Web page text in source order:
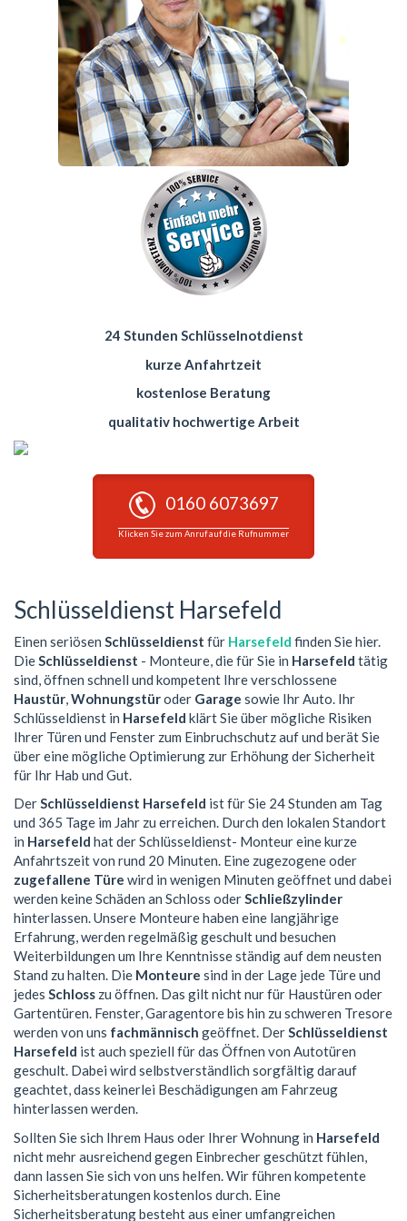
24 Stunden Schlüsselnotdienst
kurze Anfahrtzeit
kostenlose Beratung
qualitativ hochwertige Arbeit
0160 6073697
Klicken Sie zum Anruf auf die Rufnummer
Schlüsseldienst Harsefeld
Einen seriösen Schlüsseldienst für Harsefeld finden Sie hier.
DieSchlüsseldienst - Monteure, die für Sie in Harsefeld tätig
sind, öffnen schnell und kompetent Ihre verschlossene
Haustür,Wohnungstüroder Garage sowie Ihr Auto. Ihr
Schlüsseldienst in Harsefeld klärt Sie über mögliche Risiken
Ihrer Türen und Fenster zum Einbruchschutz auf und berät Sie
über eine mögliche Optimierung zur Erhöhung der Sicherheit
für Ihr Hab und Gut.
DerSchlüsseldienst Harsefeld ist für Sie 24 Stunden am Tag
und 365 Tage im Jahr zu erreichen. Durch den lokalen Standort
in Harsefeld hat der Schlüsseldienst- Monteur eine kurze
Anfahrtszeit von rund 20 Minuten. Eine zugezogene oder
zugefallene Türe wird in wenigen Minuten geöffnet und dabei
werden keine Schäden an Schloss oderSchließzylinder
hinterlassen. Unsere Monteure haben eine langjährige
Erfahrung, werden regelmäßig geschult und besuchen
Weiterbildungen um Ihre Kenntnisse ständig auf dem neusten
Stand zu halten. Die Monteure sind in der Lage jede Türe und
jedes Schloss zu öffnen. Das gilt nicht nur für Haustüren oder
Gartentüren. Fenster, Garagentore bis hin zu schweren Tresore
werden von uns fachmännisch geöffnet. DerSchlüsseldienst
Harsefeld ist auch speziell für das Öffnen von Autotüren
geschult. Dabei wird selbstverständlich sorgfältig darauf
geachtet, dass keinerlei Beschädigungen am Fahrzeug
hinterlassen werden.
Sollten Sie sich Ihrem Haus oder Ihrer Wohnung in Harsefeld
nicht mehr ausreichend gegen Einbrecher geschützt fühlen,
dann lassen Sie sich von uns helfen. Wir führen kompetente
Sicherheitsberatungen kostenlos durch. Eine
Sicherheitsberatung besteht aus einer umfangreichen